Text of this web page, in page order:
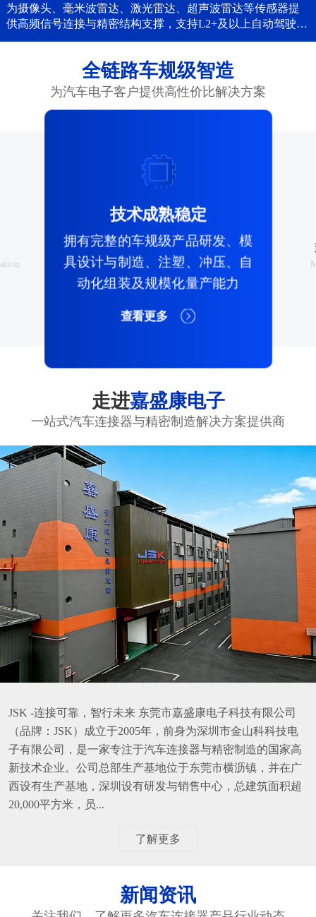
为摄像头、毫米波雷达、激光雷达、超声波雷达等传感器提
供高频信号连接与精密结构支撑，支持L2+及以上自动驾驶。
...
全链路车规级智造
为汽车电子客户提供高性价比解决方案

技术成熟稳定
拥有完整的车规级产品研发、模
具设计与制造、注塑、冲压、自
动化组装及规模化量产能力
查看更多
走进嘉盛康电子
一站式汽车连接器与精密制造解决方案提供商
JSK -连接可靠，智行未来 东莞市嘉盛康电子科技有限公司
（品牌：JSK）成立于2005年，前身为深圳市金山科科技电
子有限公司，是一家专注于汽车连接器与精密制造的国家高
新技术企业。公司总部生产基地位于东莞市横沥镇，并在广
西设有生产基地，深圳设有研发与销售中心，总建筑面积超
20,000平方米，员...
了解更多
新闻资讯